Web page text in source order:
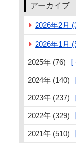
アーカイブ
2026年2月
2026年1月
2025年 (76)
2024年 (140)
2023年 (237)
2022年 (329)
2021年 (510)